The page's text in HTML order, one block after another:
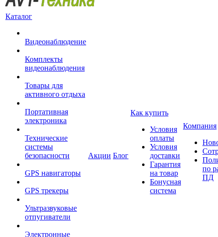
Каталог
Видеонаблюдение
Комплекты
видеонаблюдения
Товары для
активного отдыха
Портативная
электроника
Технические
системы
безопасности
GPS навигаторы
GPS трекеры
Ультразвуковые
отпугиватели
Электронные
Акции Блог
Как купить
Условия
оплаты
Условия
доставки
Гарантия
на товар
Бонусная
система
Компания
по
ПД